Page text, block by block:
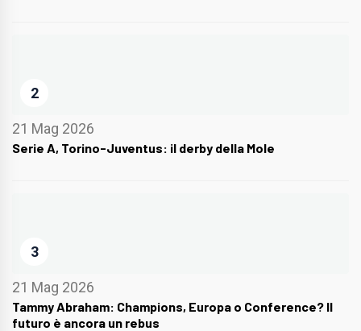
2
21 Mag 2026
Serie A, Torino-Juventus: il derby della Mole
3
21 Mag 2026
Tammy Abraham: Champions, Europa o Conference? Il
futuro è ancora un rebus